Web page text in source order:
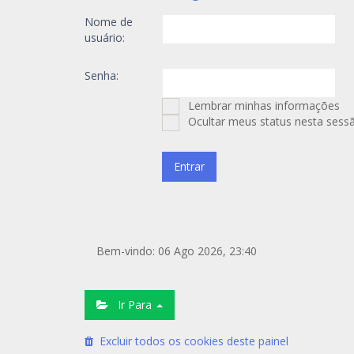
Nome de
usuário:
Senha:
Lembrar minhas informações
Ocultar meus status nesta
Bem-vindo: 06 Ago 2026, 23:40
Ir Para
Excluir todos os cookies deste painel